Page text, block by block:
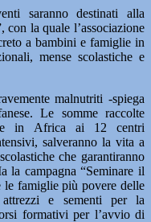
saranno destinati alla
con la quale l’associazione
a bambini e famiglie in
mense scolastiche e
malnutriti -spiega
Le somme raccolte
in Africa ai 12 centri
salveranno la vita a
che garantiranno
la campagna “Seminare il
famiglie più povere delle
e sementi per la
formativi per l’avvio di